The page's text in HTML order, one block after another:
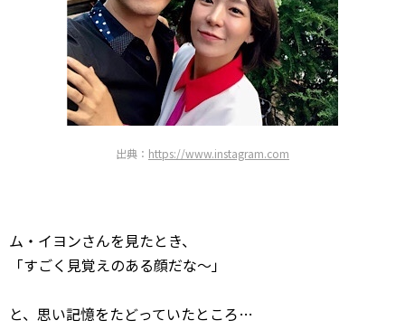
出典： https://www.instagram.com
ム・イヨンさんを見たとき、
「すごく見覚えのある顔だな～」
と、思い記憶をたどっていたところ…